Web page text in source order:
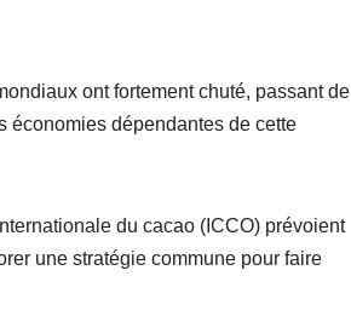
ont fortement chuté, passant de
économies dépendantes de cette
du cacao (ICCO) prévoient
une stratégie commune pour faire